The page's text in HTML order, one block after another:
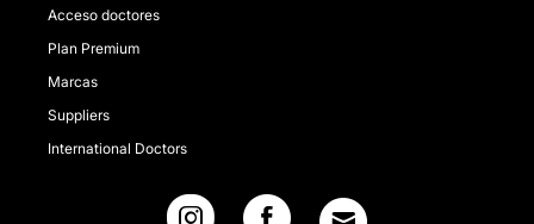
Acceso doctores
Plan Premium
Marcas
Suppliers
International Doctors